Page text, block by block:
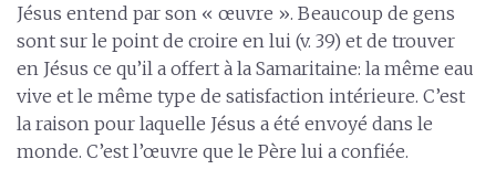
Jésus entend par son « œuvre ». Beaucoup de gens
sont sur le point de croire en lui (v. 39) et de trouver
en Jésus ce qu’il a offert à la Samaritaine: la même eau
vive et le même type de satisfaction intérieure. C’est
la raison pour laquelle Jésus a été envoyé dans le
monde. C’est l’œuvre que le Père lui a confiée.